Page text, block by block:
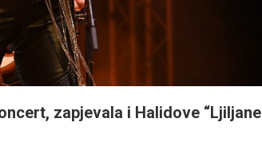
zapjevala i Halidove